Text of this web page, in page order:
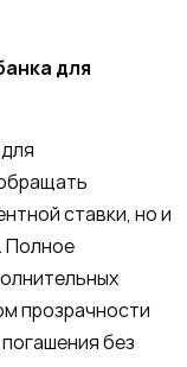
для
ставки, но и
Полное
прозрачности
без